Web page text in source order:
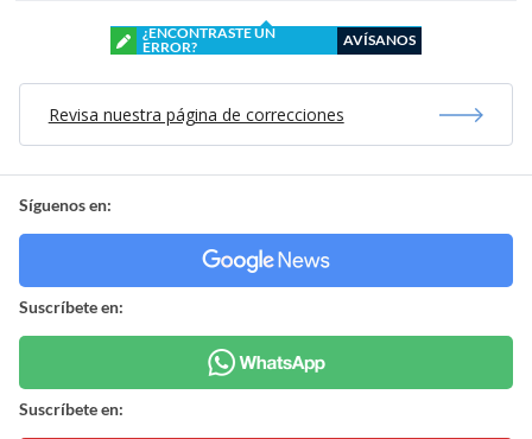
¿ENCONTRASTE UN
ERROR?
AVÍSANOS
Revisa nuestra página de correcciones
Síguenos en:
Suscríbete en:
Suscríbete en: